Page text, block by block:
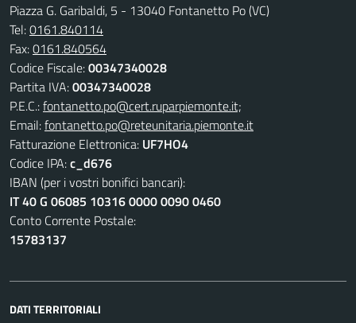
Piazza G. Garibaldi, 5 - 13040 Fontanetto Po (VC)
Tel:0161.840114
Fax:0161.840564
Codice Fiscale:00347340028
Partita IVA:00347340028
P.E.C.:fontanetto.po@cert.ruparpiemonte.it;
Email:fontanetto.po@reteunitaria.piemonte.it
Fatturazione Elettronica: UF7HO4
Codice IPA:c_d676
IBAN (per i vostri bonifici bancari):
IT 40 G 06085 10316 0000 0090 0460
Conto Corrente Postale:
15783137
DATI TERRITORIALI